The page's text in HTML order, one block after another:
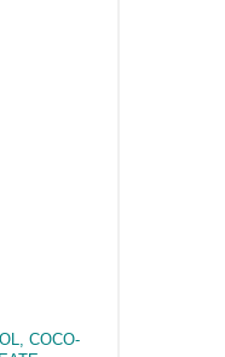
COCO-